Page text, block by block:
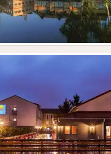
Forrige bilde